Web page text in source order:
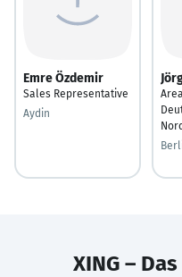
Emre Özdemir
Sales Representative
Aydin
XING –